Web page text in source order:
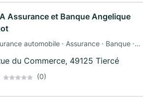
Assurance et Banque Angelique
automobile · Assurance · Banque ·
responsabilité civile
du Commerce, 49125 Tiercé
(0)